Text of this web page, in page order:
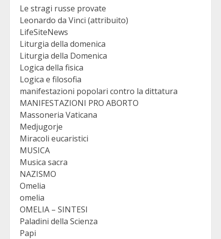
Le stragi russe provate
Leonardo da Vinci (attribuito)
LifeSiteNews
Liturgia della domenica
Liturgia della Domenica
Logica della fisica
Logica e filosofia
manifestazioni popolari contro la dittatura
MANIFESTAZIONI PRO ABORTO
Massoneria Vaticana
Medjugorje
Miracoli eucaristici
MUSICA
Musica sacra
NAZISMO
Omelia
omelia
OMELIA – SINTESI
Paladini della Scienza
Papi